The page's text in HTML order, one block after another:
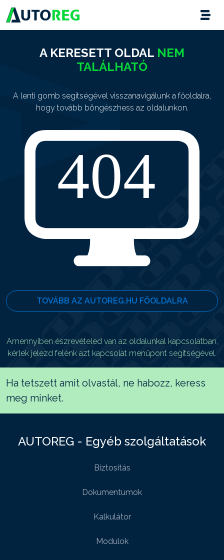
A KERESETT OLDAL NEM
TALÁLHATÓ
A lenti gomb segítségével visszanavigálunk a főoldalra,
hogy tovább böngészhess az oldalunkon.
TOVÁBB AZ AUTOREG.HU FŐOLDALRA
Amennyiben észrevételed van az oldalunkal kapcsolatban,
kérlek jelezd felénk azt kapcsolat menüpont segítségével.
Ha tetszett amit olvastál, ne habozz, keress
meg minket.
AUTOREG - Egyéb szolgáltatások
Biztositás
Dokumentumok
Kalkulátor
Modulok